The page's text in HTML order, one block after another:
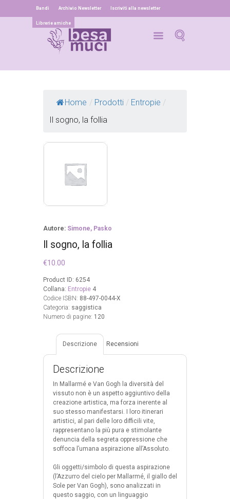
Bandi Archivio Newsletter Iscriviti alla newsletter
Librerie amiche
Home / Prodotti / Entropie /
Il sogno, la follia
Autore: Simone, Pasko
Il sogno, la follia
€10.00
Product ID: 6254
Collana: Entropie 4
Codice ISBN: 88-497-0044-X
Categoria: saggistica
Numero di pagine: 120
Descrizione Recensioni
Descrizione
In Mallarmé e Van Gogh la diversità del
vissuto non è un aspetto aggiuntivo della
creazione artistica, ma forza inerente al
suo stesso manifestarsi. I loro itinerari
artistici, al pari delle loro difficili vite,
rappresentano la più pura e stimolante
denuncia della segreta oppressione che
soffoca l’umana aspirazione all’Assoluto.
Gli oggetti/simbolo di questa aspirazione
(l’Azzurro del cielo per Mallarmé, il giallo del
Sole per Van Gogh), sono analizzati in
questo saggio, con un linguaggio